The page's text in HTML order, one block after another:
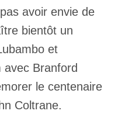
avoir envie de
bientôt un
et
avec Branford
le centenaire
Coltrane.